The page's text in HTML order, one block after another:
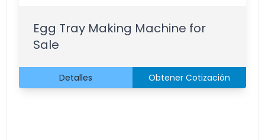
Egg Tray Making Machine for
Sale
Detalles Obtener Cotización